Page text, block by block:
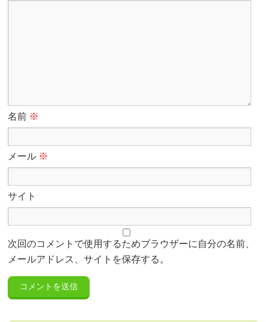
名前 ※
メール ※
サイト
次回のコメントで使用するためブラウザーに自分の名前、
メールアドレス、サイトを保存する。